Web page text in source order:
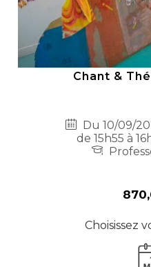
Chant &
Du 10/09/
de 15h55 à
Choisissez